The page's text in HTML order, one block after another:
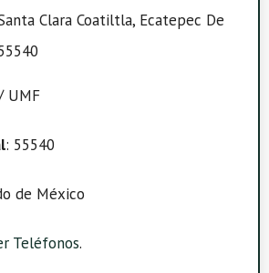
Clara Coatiltla, Ecatepec De
UMF
: 55540
de México
Teléfonos.